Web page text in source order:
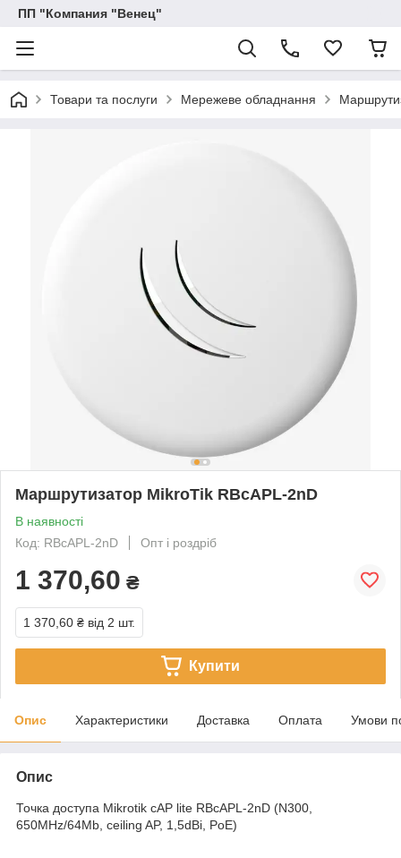
ПП "Компания "Венец"
Товари та послуги Мережеве обладнання
Маршрутизатор MikroTik RBcAPL-2nD
В наявності
Код: RBcAPL-2nD
Опт і роздріб
1 370,60 ₴
1 370,60 ₴ від 2 шт.
Купити
Опис Характеристики Доставка Оплата Умови
Опис
Точка доступа Mikrotik cAP lite RBcAPL-2nD (N300,
650MHz/64Mb, ceiling AP, 1,5dBi, PoE)